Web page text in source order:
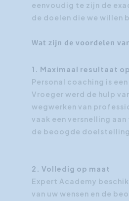
eenvoudig te zijn de
de doelen die we willen
Wat zijn de voordelen
1. Maximaal resultaat
Personal coaching is
Vroeger werd de hulp
wegwerken van
vaak een versnelling
de beoogde
2. Volledig op maat
Expert Academy
van uw wensen en de